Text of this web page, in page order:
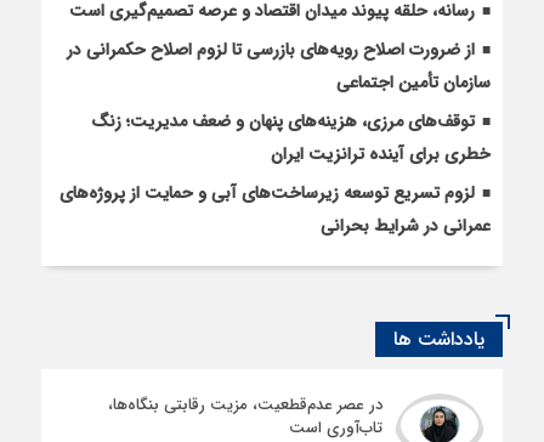
رسانه، حلقه پیوند میدان اقتصاد و عرصه تصمیم‌گیری است
از ضرورت اصلاح رویه‌های بازرسی تا لزوم اصلاح حکمرانی در
سازمان تأمین اجتماعی
توقف‌های مرزی، هزینه‌های پنهان و ضعف مدیریت؛ زنگ
خطری برای آینده ترانزیت ایران
لزوم تسریع توسعه زیرساخت‌های آبی و حمایت از پروژه‌های
عمرانی در شرایط بحرانی
یادداشت ها
در عصر عدم‌قطعیت، مزیت رقابتی بنگاه‌ها،
تاب‌آوری است